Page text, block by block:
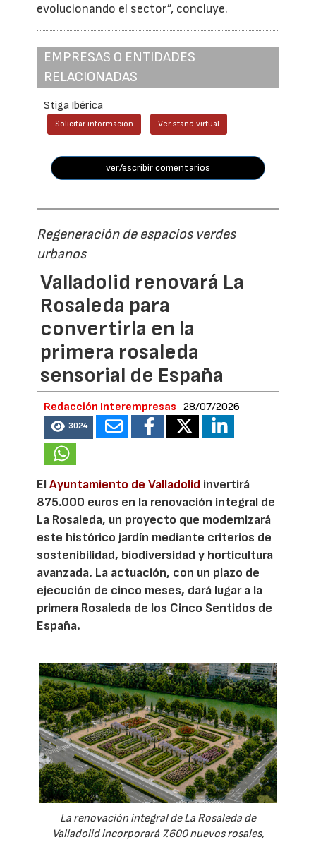
evolucionando el sector”, concluye.
EMPRESAS O ENTIDADES
RELACIONADAS
Stiga Ibérica
Solicitar información Ver stand virtual
ver/escribir comentarios
Regeneración de espacios verdes
urbanos
Valladolid renovará La
Rosaleda para
convertirla en la
primera rosaleda
sensorial de España
Redacción Interempresas 28/07/2026
3024
ElAyuntamiento de Valladolid invertirá
875.000 euros en la renovación integral de
La Rosaleda, un proyecto que modernizará
este histórico jardín mediante criterios de
sostenibilidad, biodiversidad y horticultura
avanzada. La actuación, con un plazo de
ejecución de cinco meses, dará lugar a la
primera Rosaleda de los Cinco Sentidos de
España.
La renovación integral de La Rosaleda de
Valladolid incorporará 7.600 nuevos rosales,